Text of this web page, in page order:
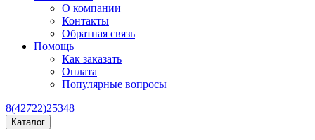
О компании
Контакты
Обратная связь
Помощь
Как заказать
Оплата
Популярные вопросы
8(42722)25348
Каталог